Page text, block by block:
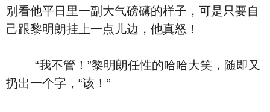
别看他平日里一副大气磅礴的样子，可是只要自
己跟黎明朗挂上一点儿边，他真怒！
“我不管！”黎明朗任性的哈哈大笑，随即又
扔出一个字，“该！”